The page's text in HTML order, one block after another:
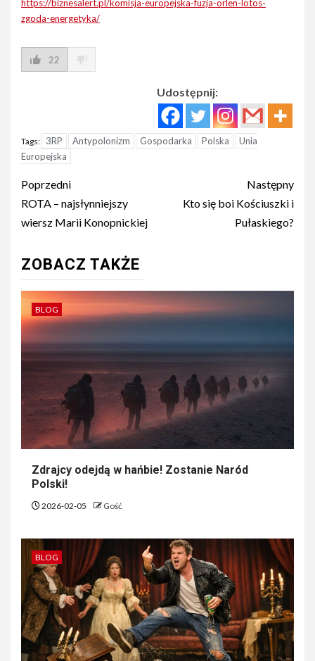
https://biznesalert.pl/komisja-europejska-fuzja-orlen-lotos-
zgoda-energetyka/
22
Udostępnij:
Tags: 3RP Antypolonizm Gospodarka Polska
Unia
Europejska
Post
navigation
Poprzedni
ROTA – najsłynniejszy
wiersz Marii Konopnickiej
Następny
Kto się boi Kościuszki i
Pułaskiego?
ZOBACZ TAKŻE
BLOG
Zdrajcy odejdą w hańbie! Zostanie Naród
Polski!
2026-02-05 Gość
BLOG